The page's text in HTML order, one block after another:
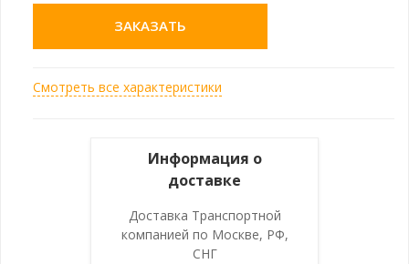
ЗАКАЗАТЬ
Смотреть все характеристики
Информация о
доставке
Доставка Транспортной
компанией по Москве, РФ,
СНГ